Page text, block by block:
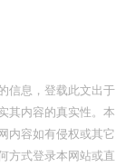
信息，登载此文出于
其内容的真实性。本
内容如有侵权或其它
方式登录本网站或直